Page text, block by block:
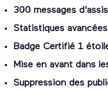
300 messages
Statistiques avancées
Badge Certifié 1
Mise en avant dans
Suppression des